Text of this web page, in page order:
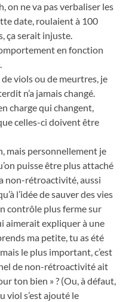
on ne va pas verbaliser les
date, roulaient à 100
ça serait injuste.
en fonction
viols ou de meurtres, je
n’a jamais changé.
charge qui changent,
celles-ci doivent être
mais personnellement je
puisse être plus attaché
non-rétroactivité, aussi
l’idée de sauver des vies
contrôle plus ferme sur
aimerait expliquer à une
ma petite, tu as été
le plus important, c’est
de non-rétroactivité ait
ton bien » ? (Ou, à défaut,
viol s’est ajouté le